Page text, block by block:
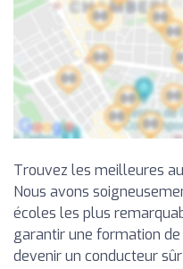
Trouvez les meilleures
Nous avons
écoles les plus
garantir une formation
devenir un conducteur